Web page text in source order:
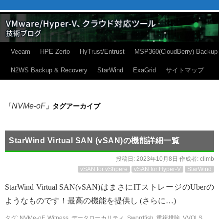
Veeam HPE Zerto HyTrust/Entrust MSP360(CloudBerry) Backup
N2WS Backup & Recovery StarWind ExaGrid サイトマップ
「NVMe-oF 」タグアーカイブ
StarWind Virtual SAN (vSAN)の機能詳細一覧
投稿日: 2023年10月8日 作成者: climb
vSAN for vShpere
vSAN for Hyper-V StarWind
StarWind Virtual SAN(vSAN)はまさにITストレージのUberの
ようなものです！最高の機能を提供し (さらに…)